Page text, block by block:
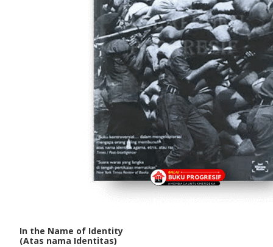
In the Name of Identity
(Atas nama Identitas)